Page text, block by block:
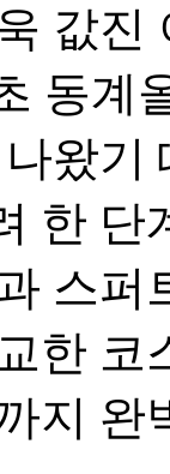
값진
동계
왔기
한 단
스퍼
한 코
지 완